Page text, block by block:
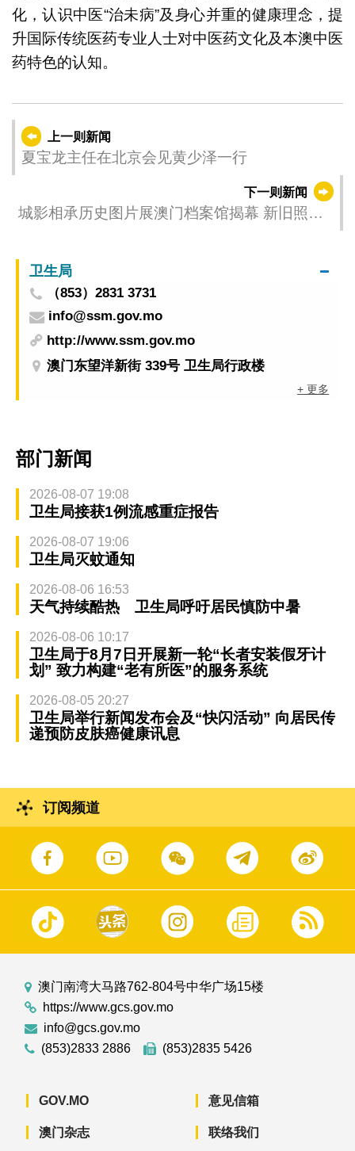
化，认识中医“治未病”及身心并重的健康理念，提
升国际传统医药专业人士对中医药文化及本澳中医
药特色的认知。
上一则新闻
夏宝龙主任在北京会见黄少泽一行
下一则新闻
城影相承历史图片展澳门档案馆揭幕 新旧照片
卫生局
（853）2831 3731
info@ssm.gov.mo
http://www.ssm.gov.mo
澳门东望洋新街 339号 卫生局行政楼
+ 更多
部门新闻
2026-08-07 19:08
卫生局接获1例流感重症报告
2026-08-07 19:06
卫生局灭蚊通知
2026-08-06 16:53
天气持续酷热 卫生局呼吁居民慎防中暑
2026-08-06 10:17
卫生局于8月7日开展新一轮“长者安装假牙计
划” 致力构建“老有所医”的服务系统
2026-08-05 20:27
卫生局举行新闻发布会及“快闪活动” 向居民传
递预防皮肤癌健康讯息
订阅频道
澳门南湾大马路762-804号中华广场15楼
https://www.gcs.gov.mo
info@gcs.gov.mo
(853)2833 2886
(853)2835 5426
GOV.MO
澳门杂志
意见信箱
联络我们